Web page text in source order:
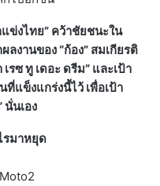
ข่งไทย” คว้าชัยชนะใน
ลงานของ “ก้อง” สมเกียรติ
รซ ทู เดอะ ดรีม” และเป้า
แข็งแกร่งนี้ไว้ เพื่อเป้า
นเอง
รมาหยุด